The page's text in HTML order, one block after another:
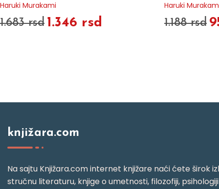
Haruki Murakami
1.683 rsd 1.346 rsd
Haruki
1.188 rsd
knjižara.com
Na sajtu Knjižara.com internet knjižare naći ćete širok
stručnu literaturu, knjige o umetnosti, filozofiji,